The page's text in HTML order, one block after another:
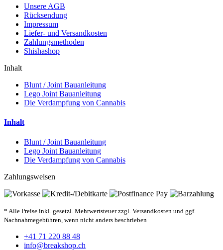
Unsere AGB
Rücksendung
Impressum
Liefer- und Versandkosten
Zahlungsmethoden
Shishashop
Inhalt
Blunt / Joint Bauanleitung
Lego Joint Bauanleitung
Die Verdampfung von Cannabis
Inhalt
Blunt / Joint Bauanleitung
Lego Joint Bauanleitung
Die Verdampfung von Cannabis
Zahlungsweisen
* Alle Preise inkl. gesetzl. Mehrwertsteuer zzgl. Versandkosten und ggf.
Nachnahmegebühren, wenn nicht anders beschrieben
+41 71 220 88 48
info@breakshop.ch